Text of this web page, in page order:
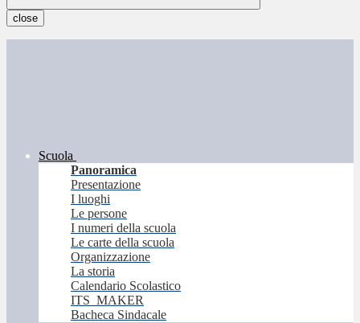
close
Scuola
Panoramica
Presentazione
I luoghi
Le persone
I numeri della scuola
Le carte della scuola
Organizzazione
La storia
Calendario Scolastico
ITS_MAKER
Bacheca Sindacale